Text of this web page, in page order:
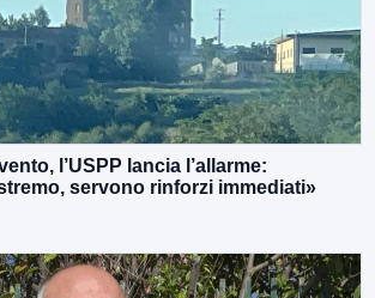
l’USPP lancia l’allarme:
servono rinforzi immediati»